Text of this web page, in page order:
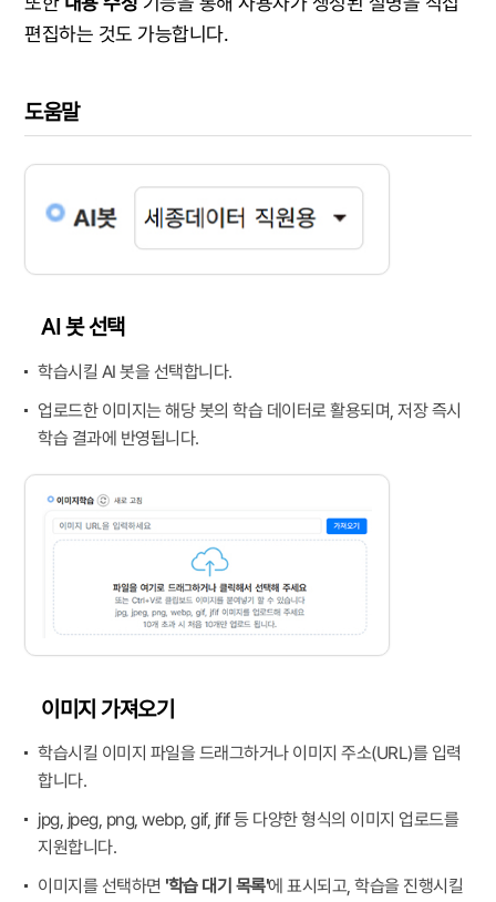
편집하는 것도 가능합니다.
도움말
AI 봇 선택
학습시킬 AI 봇을 선택합니다.
업로드한 이미지는 해당 봇의 학습 데이터로 활용되며, 저장 즉시
학습 결과에 반영됩니다.
이미지 가져오기
학습시킬 이미지 파일을 드래그하거나 이미지 주소(URL)를 입력
합니다.
jpg, jpeg, png, webp, gif, jfif 등 다양한 형식의 이미지 업로드를
지원합니다.
이미지를 선택하면 '학습 대기 목록'에 표시되고, 학습을 진행시킬